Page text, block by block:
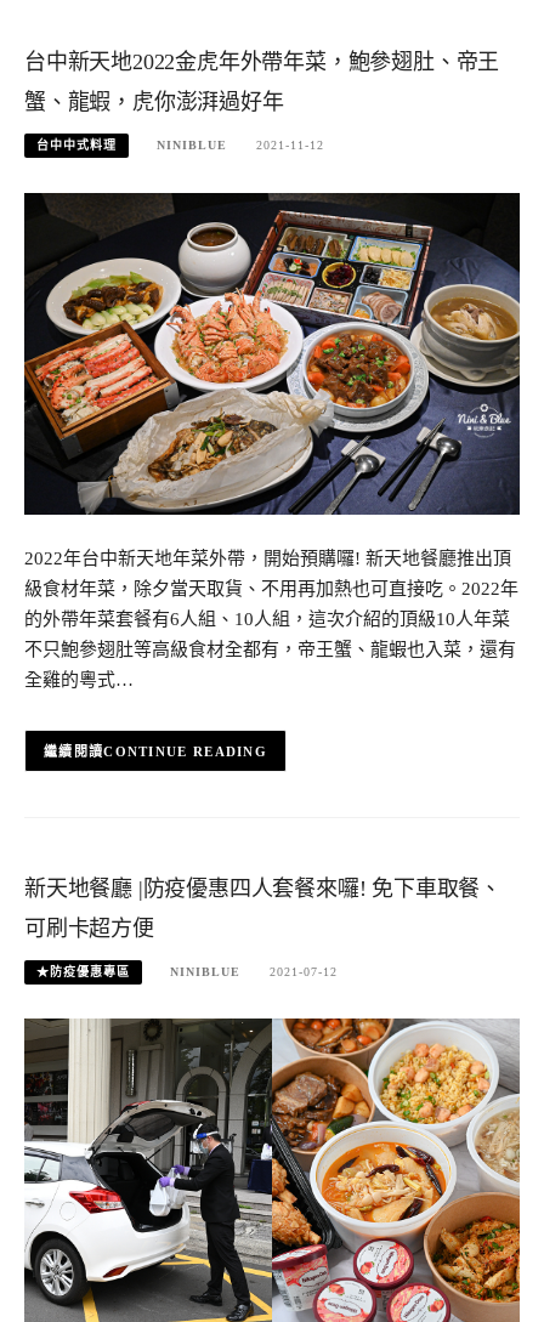
台中新天地2022金虎年外帶年菜，鮑參翅肚、帝王
蟹、龍蝦，虎你澎湃過好年
台中中式料理 NINIBLUE 2021-11-12
2022年台中新天地年菜外帶，開始預購囉! 新天地餐廳推出頂
級食材年菜，除夕當天取貨、不用再加熱也可直接吃。2022年
的外帶年菜套餐有6人組、10人組，這次介紹的頂級10人年菜
不只鮑參翅肚等高級食材全都有，帝王蟹、龍蝦也入菜，還有
全雞的粵式…
CONTINUE READING
新天地餐廳 |防疫優惠四人套餐來囉! 免下車取餐、
可刷卡超方便
★防疫優惠專區 NINIBLUE 2021-07-12